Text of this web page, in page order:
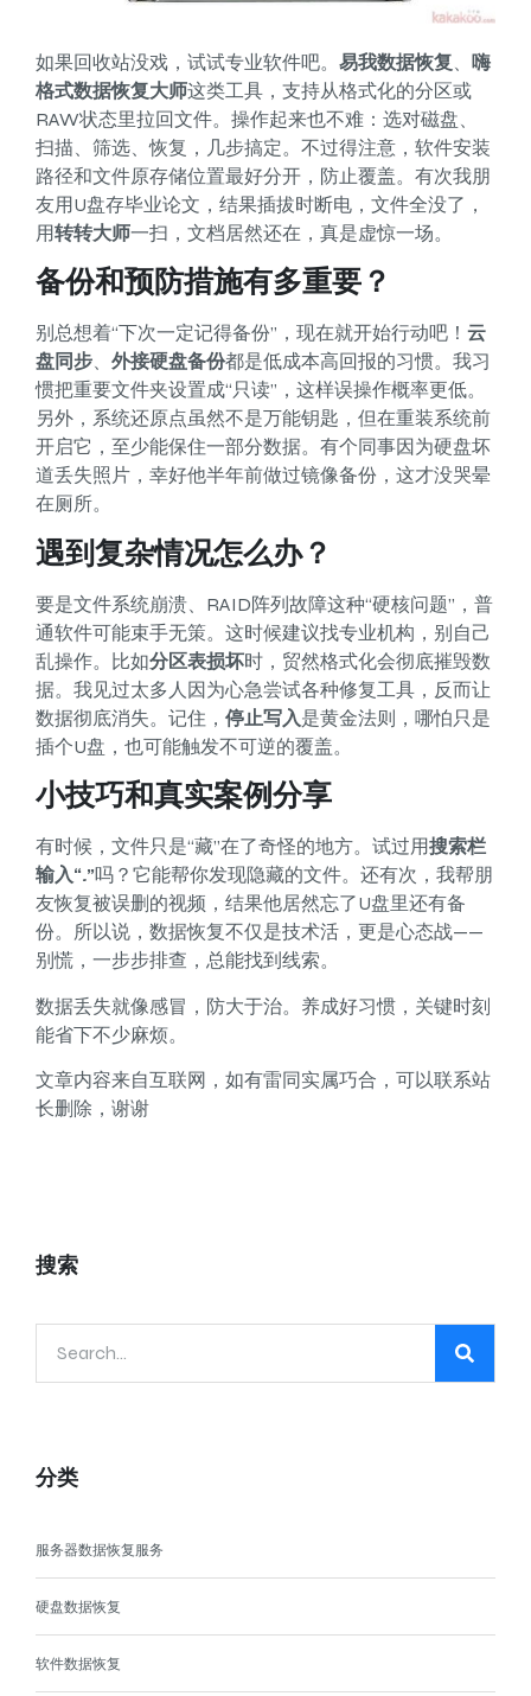
如果回收站没戏，试试专业软件吧。 易我数据恢复、 嗨
格式数据恢复大师这类工具，支持从格式化的分区或
RAW状态里拉回文件。操作起来也不难：选对磁盘、
扫描、筛选、恢复，几步搞定。不过得注意，软件安装
路径和文件原存储位置最好分开，防止覆盖。有次我朋
友用U盘存毕业论文，结果插拔时断电，文件全没了，
用转转大师一扫，文档居然还在，真是虚惊一场。
备份和预防措施有多重要？
别总想着“下次一定记得备份”，现在就开始行动吧！ 云
盘同步、 外接硬盘备份都是低成本高回报的习惯。我习
惯把重要文件夹设置成“只读”，这样误操作概率更低。
另外，系统还原点虽然不是万能钥匙，但在重装系统前
开启它，至少能保住一部分数据。有个同事因为硬盘坏
道丢失照片，幸好他半年前做过镜像备份，这才没哭晕
在厕所。
遇到复杂情况怎么办？
要是文件系统崩溃、RAID阵列故障这种“硬核问题”，普
通软件可能束手无策。这时候建议找专业机构，别自己
乱操作。比如分区表损坏时，贸然格式化会彻底摧毁数
据。我见过太多人因为心急尝试各种修复工具，反而让
数据彻底消失。记住， 停止写入是黄金法则，哪怕只是
插个U盘，也可能触发不可逆的覆盖。
小技巧和真实案例分享
有时候，文件只是“藏”在了奇怪的地方。试过用搜索栏
输入“.”吗？它能帮你发现隐藏的文件。还有次，我帮朋
友恢复被误删的视频，结果他居然忘了U盘里还有备
份。所以说，数据恢复不仅是技术活，更是心态战——
别慌，一步步排查，总能找到线索。
数据丢失就像感冒，防大于治。养成好习惯，关键时刻
能省下不少麻烦。
文章内容来自互联网，如有雷同实属巧合，可以联系站
长删除，谢谢
搜索
分类
服务器数据恢复服务
硬盘数据恢复
软件数据恢复